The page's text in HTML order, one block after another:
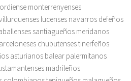
monterrenyenses
lucenses navarros defeños
santiagueños meridanos
chubutenses tinerfeños
asturianos balear palermitanos
madrileños